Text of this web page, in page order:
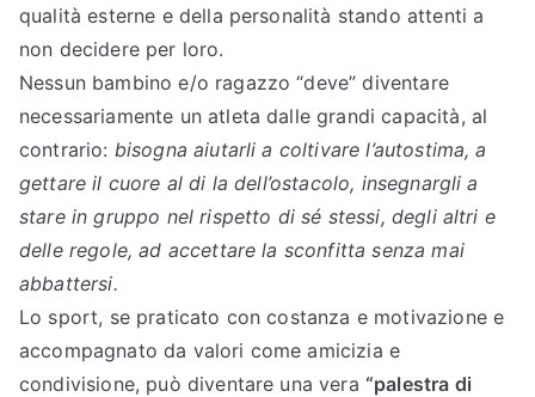
dri
o
qualità esterne e della personalità stando attenti a
non decidere per loro.
Nessun bambino e/o ragazzo “deve” diventare
necessariamente un atleta dalle grandi capacità, al
contrario: bisogna aiutarli a coltivare l’autostima, a
gettare il cuore al di la dell’ostacolo, insegnargli a
stare in gruppo nel rispetto di sé stessi, degli altri e
delle regole, ad accettare la sconfitta senza mai
abbattersi.
Lo sport, se praticato con costanza e motivazione e
accompagnato da valori come amicizia e
condivisione, può diventare una vera “palestra di